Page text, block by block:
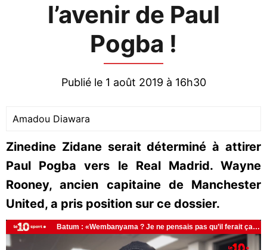
l’avenir de Paul
Pogba !
Publié le 1 août 2019 à 16h30
Amadou Diawara
Zinedine Zidane serait déterminé à attirer
Paul Pogba vers le Real Madrid. Wayne
Rooney, ancien capitaine de Manchester
United, a pris position sur ce dossier.